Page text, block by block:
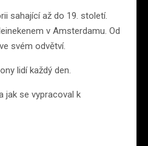
sahající až do 19. století.
v Amsterdamu. Od
svém odvětví.
lidí každý den.
jak se vypracoval k